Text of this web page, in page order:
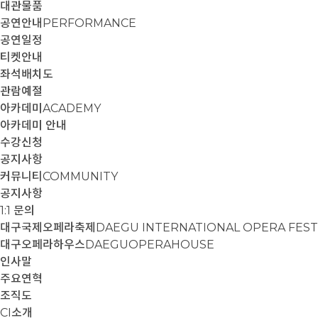
대관물품
공연안내 PERFORMANCE
공연일정
티켓안내
좌석배치도
관람예절
아카데미 ACADEMY
아카데미 안내
수강신청
공지사항
커뮤니티 COMMUNITY
공지사항
1:1 문의
대구국제오페라축제 DAEGU INTERNATIONAL OPERA
대구오페라하우스DAEGUOPERAHOUSE
인사말
주요연혁
조직도
CI소개